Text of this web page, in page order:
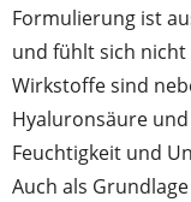
Formulierung ist
und fühlt sich nicht
Wirkstoffe sind
Hyaluronsäure
Feuchtigkeit und
Auch als